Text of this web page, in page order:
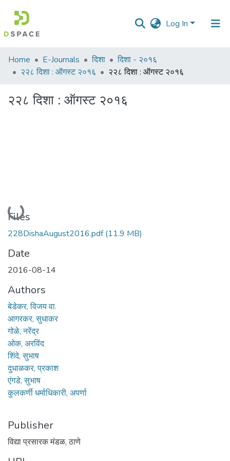
Log In
Communities
&
All of DSpace
Home E-Journals दिशा
दिशा - २०१६
२२८ दिशा : ऑगस्ट २०१६
२२८ दिशा : ऑगस्ट २०१६
२२८ दिशा : ऑगस्ट २०१६
Loading...
Files
228DishaAugust2016.pdf(11.9 MB)
Date
2016-08-14
Authors
बेडेकर, विजय वा.
आगरकर, सुधाकर
गोळे, नरेंद्र
ओक, अरविंद
शिंदे, सुभाष
दुधाळकर, प्रकाश
एंगडे, सुभाष
कुलकर्णी धर्माधिकारी, अपर्णा
Publisher
विद्या प्रसारक मंडळ, ठाणे